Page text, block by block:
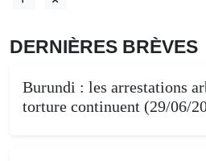
DERNIÈRES BRÈVES
Burundi : les arrestations
torture continuent (29/06/